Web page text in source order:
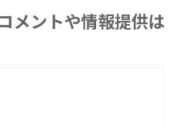
メントや情報提供は